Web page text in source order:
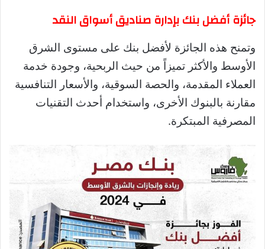
جائزة أفضل بنك بإدارة صناديق أسواق النقد
وتمنح هذه الجائزة لأفضل بنك على مستوى الشرق
الأوسط والأكثر تميزاً من حيث الربحية، وجودة خدمة
العملاء المقدمة، والحصة السوقية، والأسعار التنافسية
مقارنة بالبنوك الأخرى، واستخدام أحدث التقنيات
المصرفية المبتكرة.